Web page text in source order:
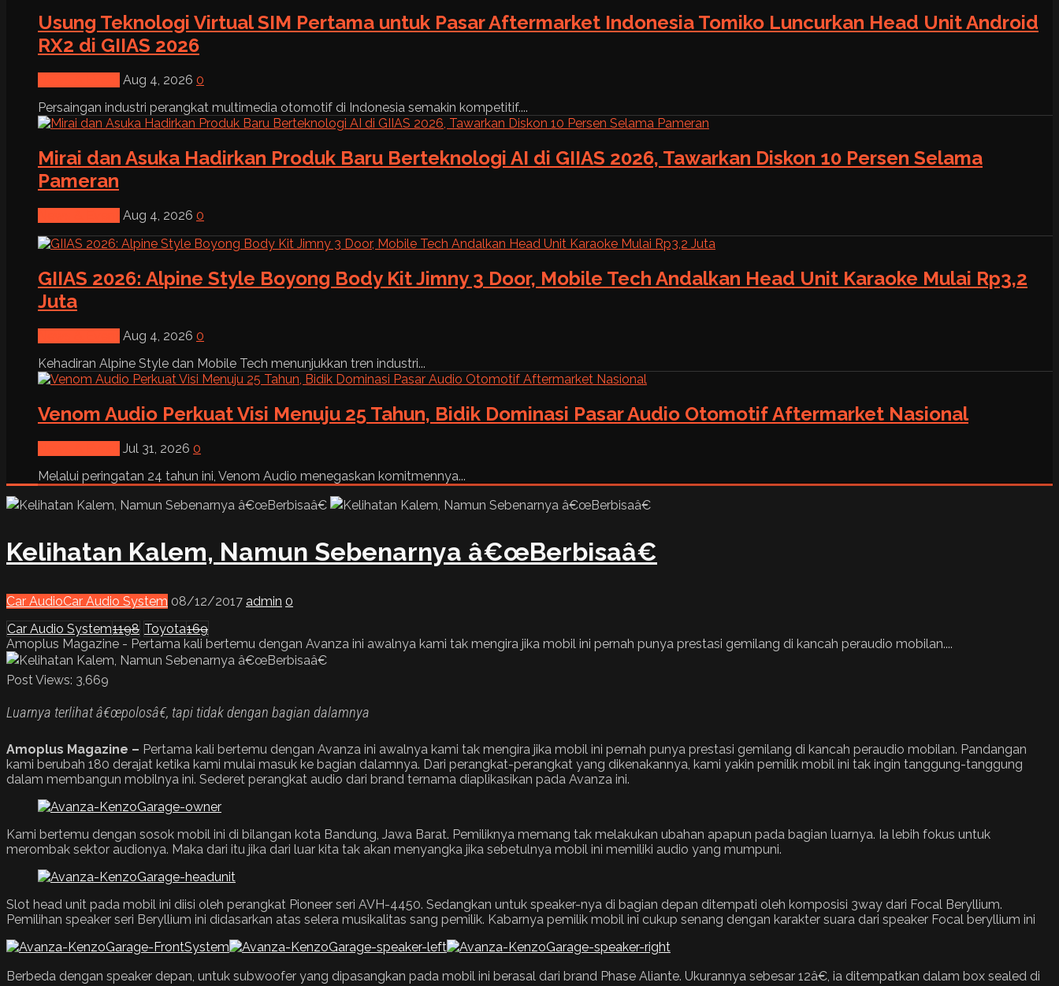
Usung Teknologi Virtual SIM Pertama untuk Pasar Aftermarket Indonesia Tomiko Luncurkan Head Unit Android
RX2 di GIIAS 2026
Aug 4, 2026 0
Persaingan industri perangkat multimedia otomotif di Indonesia semakin kompetitif....
Mirai dan Asuka Hadirkan Produk Baru Berteknologi AI di GIIAS 2026, Tawarkan Diskon 10 Persen Selama
Pameran
Aug 4, 2026 0
GIIAS 2026: Alpine Style Boyong Body Kit Jimny 3 Door, Mobile Tech Andalkan Head Unit Karaoke Mulai Rp3,2
Juta
Aug 4, 2026 0
Kehadiran Alpine Style dan Mobile Tech menunjukkan tren industri...
Venom Audio Perkuat Visi Menuju 25 Tahun, Bidik Dominasi Pasar Audio Otomotif Aftermarket Nasional
Jul 31, 2026 0
Melalui peringatan 24 tahun ini, Venom Audio menegaskan komitmennya...
Kelihatan Kalem, Namun Sebenarnya â€œBerbisaâ€
Car AudioCar Audio System 08/12/2017 admin 0
Car Audio System1198 Toyota169
Amoplus Magazine - Pertama kali bertemu dengan Avanza ini awalnya kami tak mengira jika mobil ini pernah punya prestasi gemilang di kancah peraudio mobilan....
Post Views: 3,669
Luarnya terlihat â€œpolosâ€, tapi tidak dengan bagian dalamnya
Amoplus Magazine – Pertama kali bertemu dengan Avanza ini awalnya kami tak mengira jika mobil ini pernah punya prestasi gemilang di kancah peraudio mobilan. Pandangan
kami berubah 180 derajat ketika kami mulai masuk ke bagian dalamnya. Dari perangkat-perangkat yang dikenakannya, kami yakin pemilik mobil ini tak ingin tanggung-tanggung
dalam membangun mobilnya ini. Sederet perangkat audio dari brand ternama diaplikasikan pada Avanza ini.
Kami bertemu dengan sosok mobil ini di bilangan kota Bandung, Jawa Barat. Pemiliknya memang tak melakukan ubahan apapun pada bagian luarnya. Ia lebih fokus untuk
merombak sektor audionya. Maka dari itu jika dari luar kita tak akan menyangka jika sebetulnya mobil ini memiliki audio yang mumpuni.
Slot head unit pada mobil ini diisi oleh perangkat Pioneer seri AVH-4450. Sedangkan untuk speaker-nya di bagian depan ditempati oleh komposisi 3way dari Focal Beryllium.
Pemilihan speaker seri Beryllium ini didasarkan atas selera musikalitas sang pemilik. Kabarnya pemilik mobil ini cukup senang dengan karakter suara dari speaker Focal beryllium ini
Berbeda dengan speaker depan, untuk subwoofer yang dipasangkan pada mobil ini berasal dari brand Phase Aliante. Ukurannya sebesar 12â€, ia ditempatkan dalam box sealed di